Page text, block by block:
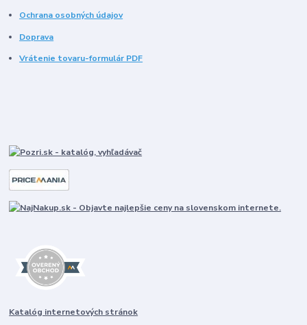
Ochrana osobných údajov
Doprava
Vrátenie tovaru-formulár PDF
Katalóg internetových stránok